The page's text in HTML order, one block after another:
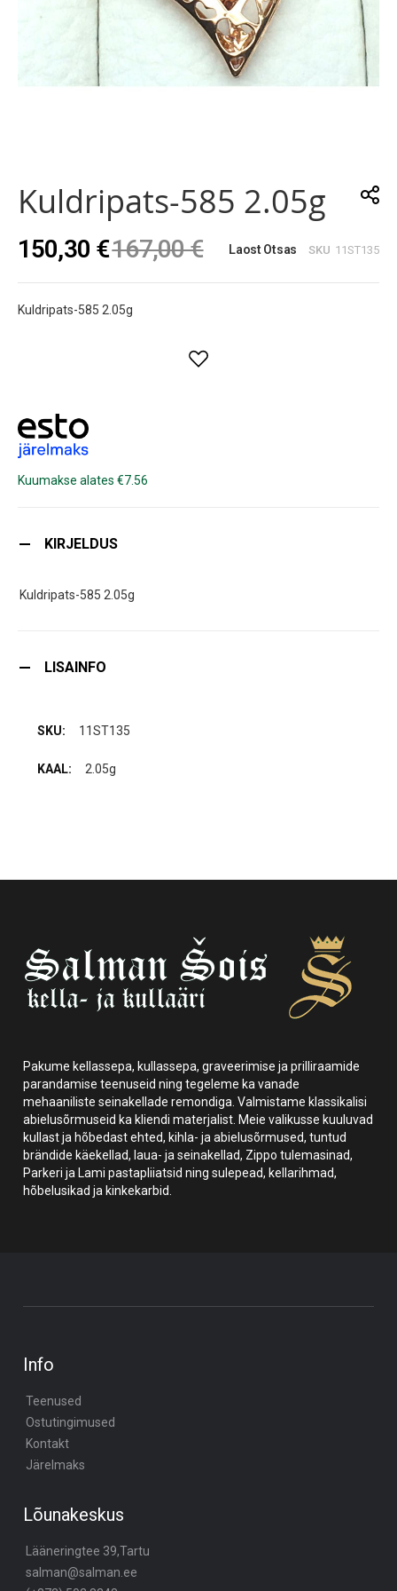
beginning
of
images
Kuldripats-585 2.05g
150,30 €167,00 € Laost Otsas SKU 11ST135
Kuldripats-585 2.05g
Kuumakse alates €7.56
KIRJELDUS
Kuldripats-585 2.05g
LISAINFO
11ST135
2.05g
Pakume kellassepa, kullassepa, graveerimise ja prilliraamide
parandamise teenuseid ning tegeleme ka vanade
mehaaniliste seinakellade remondiga. Valmistame klassikalisi
abielusõrmuseid ka kliendi materjalist. Meie valikusse kuuluvad
kullast ja hõbedast ehted, kihla- ja abielusõrmused, tuntud
brändide käekellad, laua- ja seinakellad, Zippo tulemasinad,
Parkeri ja Lami pastapliiatsid ning sulepead, kellarihmad,
hõbelusikad ja kinkekarbid.
Info
Teenused
Ostutingimused
Kontakt
Järelmaks
Lõunakeskus
Lääneringtee 39,Tartu
salman@salman.ee